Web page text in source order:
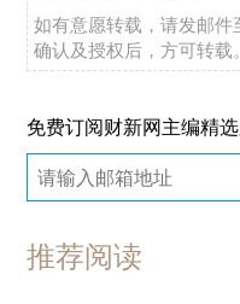
如有意愿转载，请发邮件
确认及授权后，方可转载。
免费订阅财新网主编精
推荐阅读